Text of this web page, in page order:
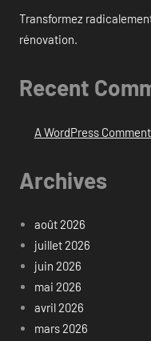
Transformez
rénovation.
Recent
A WordPress
Archives
août 2026
juillet 2026
juin 2026
mai 2026
avril 2026
mars 2026